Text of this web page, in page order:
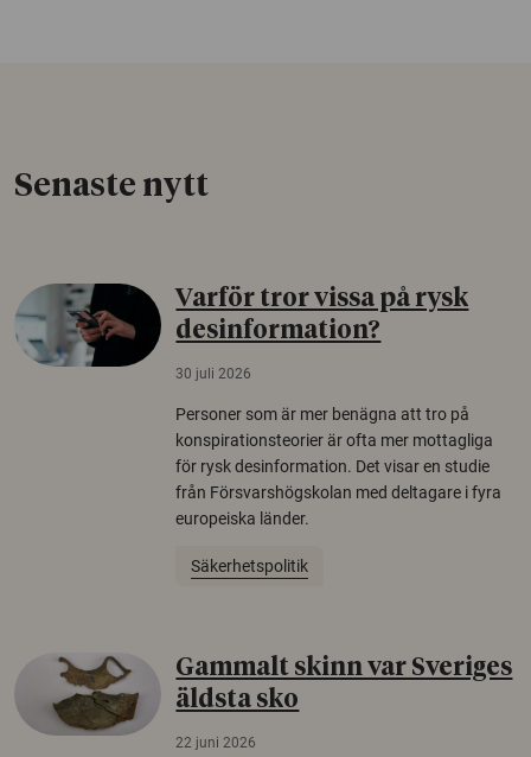
Senaste nytt
Varför tror vissa på rysk
desinformation?
30 juli 2026
Personer som är mer benägna att tro på
konspirationsteorier är ofta mer mottagliga
för rysk desinformation. Det visar en studie
från Försvarshögskolan med deltagare i fyra
europeiska länder.
Säkerhetspolitik
Gammalt skinn var Sveriges
äldsta sko
22 juni 2026